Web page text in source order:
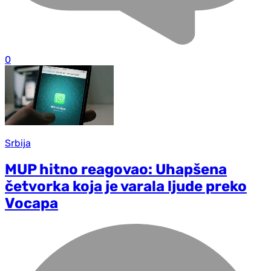
0
Srbija
MUP hitno reagovao: Uhapšena
četvorka koja je varala ljude preko
Vocapa